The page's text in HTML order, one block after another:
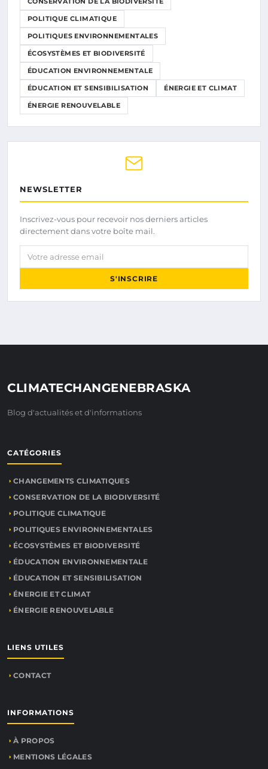
POLITIQUE CLIMATIQUE
POLITIQUES ENVIRONNEMENTALES
ÉCOSYSTÈMES ET BIODIVERSITÉ
ÉDUCATION ENVIRONNEMENTALE
ÉDUCATION ET SENSIBILISATION ÉNERGIE ET CLIMAT
ÉNERGIE RENOUVELABLE
NEWSLETTER
Inscrivez-vous pour recevoir nos derniers articles
directement dans votre boîte mail.
Votre adresse email
S'INSCRIRE
CLIMATECHANGENEBRASKA
Blog d'actualités et d'informations
CATÉGORIES
CHANGEMENTS CLIMATIQUES
CONSERVATION DE LA BIODIVERSITÉ
POLITIQUE CLIMATIQUE
POLITIQUES ENVIRONNEMENTALES
ÉCOSYSTÈMES ET BIODIVERSITÉ
ÉDUCATION ENVIRONNEMENTALE
ÉDUCATION ET SENSIBILISATION
ÉNERGIE ET CLIMAT
ÉNERGIE RENOUVELABLE
LIENS UTILES
CONTACT
INFORMATIONS
À PROPOS
MENTIONS LÉGALES